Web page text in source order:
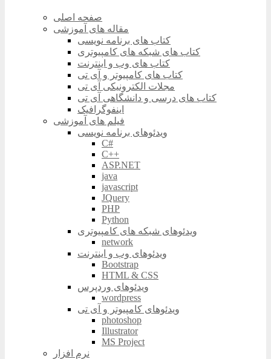
صفحه اصلی
مقاله های آموزشی
کتاب های برنامه نویسی
کتاب های شبکه های کامپیوتری
کتاب های وب و اینترنت
کتاب های کامپیوتر و آی تی
مجلات الکترونیکی آی تی
کتاب های درسی و دانشگاهی آی تی
اینفوگرافیک
فیلم های آموزشی
ویدئوهای برنامه نویسی
C#
C++
ASP.NET
java
javascript
JQuery
PHP
Python
ویدئوهای شبکه های کامپیوتری
network
ویدئوهای وب و اینترنت
Bootstrap
HTML & CSS
ویدئوهای وردپرس
wordpress
ویدئوهای کامپیوتر و آی تی
photoshop
Illustrator
MS Project
نرم افزار